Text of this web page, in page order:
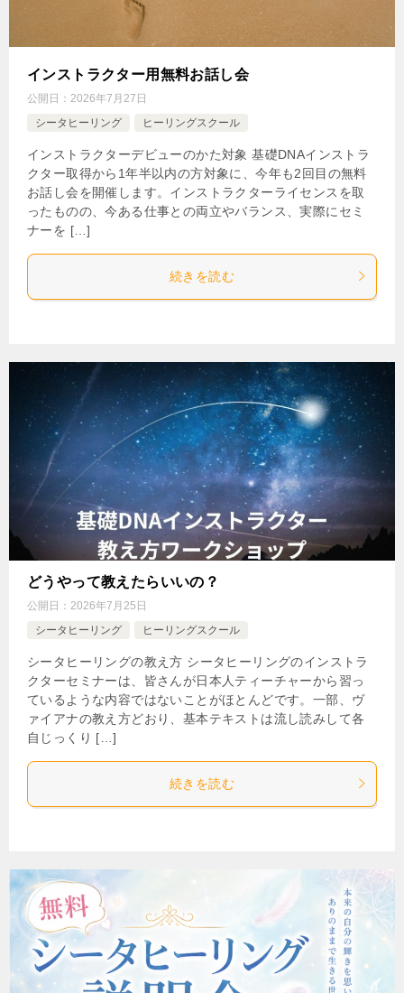
インストラクター用無料お話し会
公開日： 2026年7月27日
シータヒーリング
ヒーリングスクール
インストラクターデビューのかた対象 基礎DNAインストラ
クター取得から1年半以内の方対象に、今年も2回目の無料
お話し会を開催します。インストラクターライセンスを取
ったものの、今ある仕事との両立やバランス、実際にセミ
ナーを […]
続きを読む
どうやって教えたらいいの？
公開日： 2026年7月25日
シータヒーリング
ヒーリングスクール
シータヒーリングの教え方 シータヒーリングのインストラ
クターセミナーは、皆さんが日本人ティーチャーから習っ
ているような内容ではないことがほとんどです。一部、ヴ
ァイアナの教え方どおり、基本テキストは流し読みして各
自じっくり […]
続きを読む